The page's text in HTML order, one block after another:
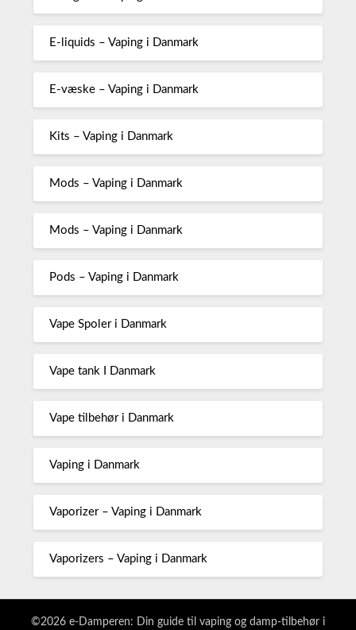
E-liquids – Vaping i Danmark
E-væske – Vaping i Danmark
Kits – Vaping i Danmark
Mods – Vaping i Danmark
Mods – Vaping i Danmark
Pods – Vaping i Danmark
Vape Spoler i Danmark
Vape tank I Danmark
Vape tilbehør i Danmark
Vaping i Danmark
Vaporizer – Vaping i Danmark
Vaporizers – Vaping i Danmark
©2026 e-Damperen: Din guide til vaping og damp-tilbehør i